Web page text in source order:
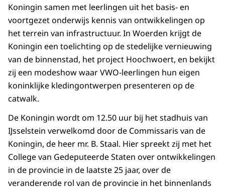
Koningin samen met leerlingen uit het basis- en
voortgezet onderwijs kennis van ontwikkelingen op
het terrein van infrastructuur. In Woerden krijgt de
Koningin een toelichting op de stedelijke vernieuwing
van de binnenstad, het project Hoochwoert, en bekijkt
zij een modeshow waar VWO-leerlingen hun eigen
koninklijke kledingontwerpen presenteren op de
catwalk.
De Koningin wordt om 12.50 uur bij het stadhuis van
IJsselstein verwelkomd door de Commissaris van de
Koningin, de heer mr. B. Staal. Hier spreekt zij met het
College van Gedeputeerde Staten over ontwikkelingen
in de provincie in de laatste 25 jaar, over de
veranderende rol van de provincie in het binnenlands